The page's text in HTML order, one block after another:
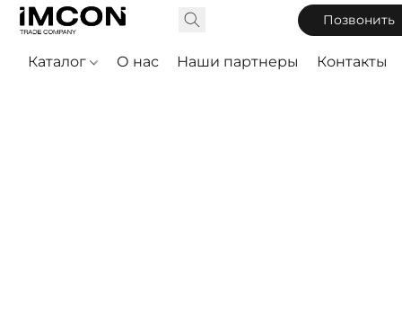
Позвонить
Каталог О нас Наши партнеры Контакты